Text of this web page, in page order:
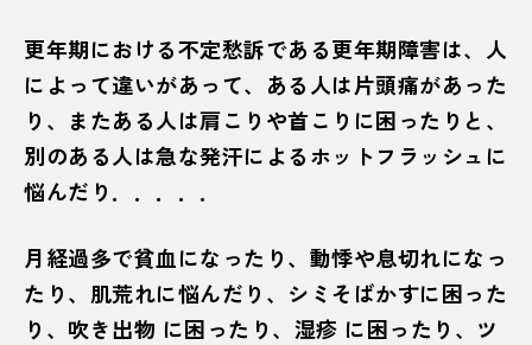
更年期における不定愁訴である更年期障害は、人
によって違いがあって、ある人は片頭痛があった
り、またある人は肩こりや首こりに困ったりと、
別のある人は急な発汗によるホットフラッシュに
悩んだり．．．．．
月経過多で貧血になったり、動悸や息切れになっ
たり、肌荒れに悩んだり、シミそばかすに困った
り、吹き出物 に困ったり、湿疹 に困ったり、ツ